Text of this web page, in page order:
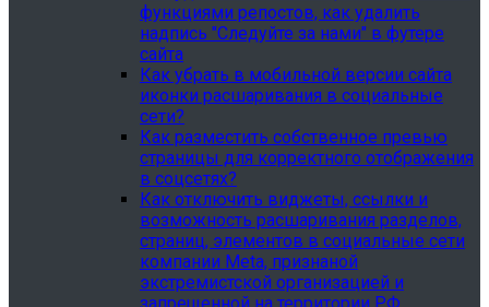
функциями репостов, как удалить
надпись "Следуйте за нами" в футере
сайта
Как убрать в мобильной версии сайта
иконки расшаривания в социальные
сети?
Как разместить собственное превью
страницы для корректного отображения
в соцсетях?
Как отключить виджеты, ссылки и
возможность расшаривания разделов,
страниц, элементов в социальные сети
компании Meta, признаной
экстремистской организацией и